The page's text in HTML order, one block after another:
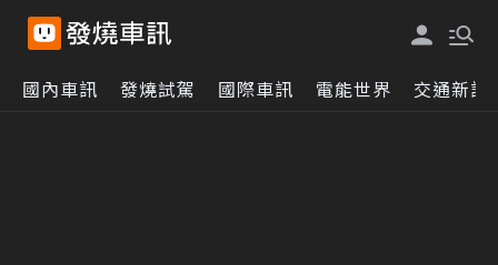
國內車訊 發燒試駕 國際車訊 電能世界 交通新訊